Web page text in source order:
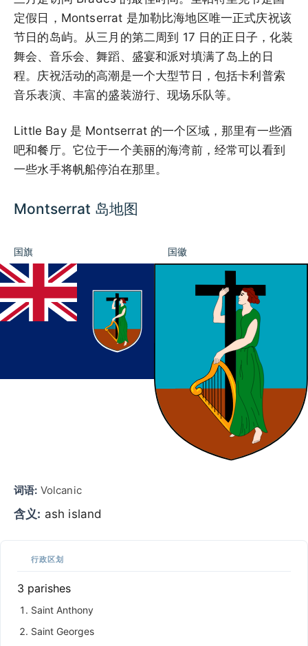
定假日，Montserrat 是加勒比海地区唯一正式庆祝该
节日的岛屿。从三月的第二周到 17 日的正日子，化装
舞会、音乐会、舞蹈、盛宴和派对填满了岛上的日
程。庆祝活动的高潮是一个大型节日，包括卡利普索
音乐表演、丰富的盛装游行、现场乐队等。
Little Bay 是 Montserrat 的一个区域，那里有一些酒
吧和餐厅。它位于一个美丽的海湾前，经常可以看到
一些水手将帆船停泊在那里。
Montserrat 岛地图
国旗 国徽
词语: Volcanic
含义: ash island
行政区划
3 parishes
Saint Anthony
Saint Georges